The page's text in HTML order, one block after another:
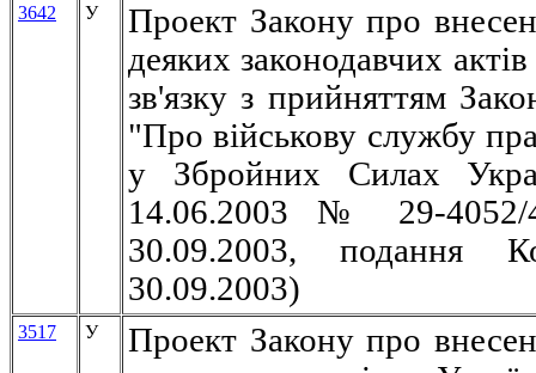
3642 У
Проект Закону про
деяких законодавчих
зв'язку з прийняттям
"Про військову службу
у Збройних Силах
14.06.2003 № 29-4052/
30.09.2003, подання
30.09.2003)
3517 У
Проект Закону про